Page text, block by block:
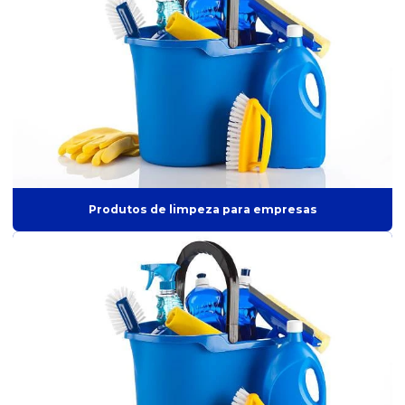
Distribuidor de itens de higiene
Distribuidor de itens de limpeza
Distribuidor de itens de tecnologia
Distribuidor de marcearia
Distribuidor de materiais diversos
Distribuidor de materiais para escritório
Distribuidor de materiais de papelaria
Distribuidor de material escolar
Distribuidor de papel higiênico
Distribuidor de papel toalha
Distribuidor de produto de mercado
Produtos de limpeza para empresas